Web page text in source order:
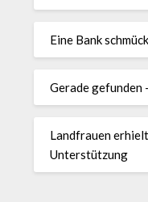
Eine Bank
Gerade gefunden
Landfrauen
Unterstützung